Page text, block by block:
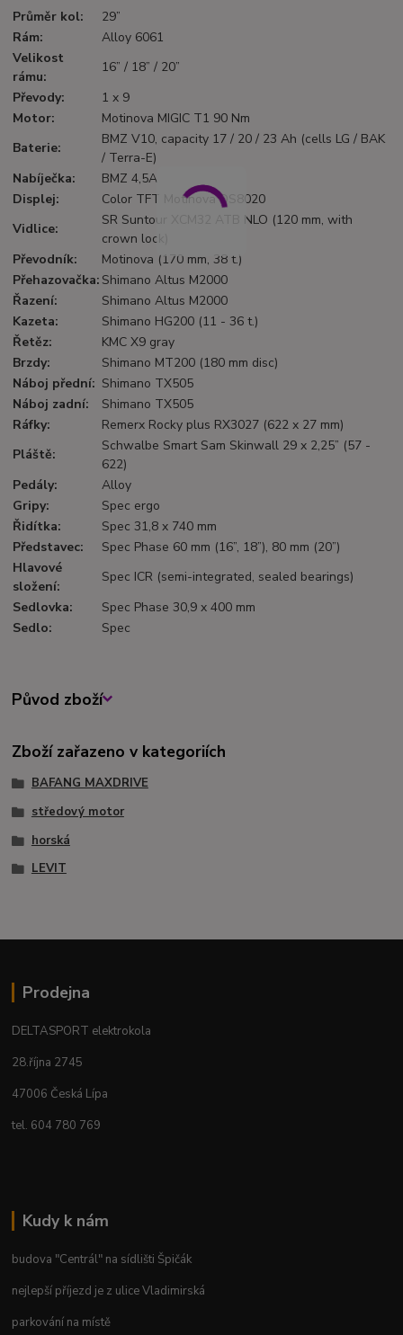
Průměr kol:
29”
Rám:
Alloy 6061
Velikost
rámu:
16” / 18” / 20”
Převody:
1 x 9
Motor:
Motinova MIGIC T1 90 Nm
Baterie:
BMZ V10, capacity 17 / 20 / 23 Ah (cells LG / BAK
/ Terra-E)
Nabíječka:
BMZ 4,5A
Displej:
Color TFT Motinova DS8020
Vidlice:
SR Suntour XCM32 ATB NLO (120 mm, with
crown lock)
Převodník:
Motinova (170 mm, 38 t.)
Přehazovačka: Shimano Altus M2000
Řazení:
Shimano Altus M2000
Kazeta:
Shimano HG200 (11 - 36 t.)
Řetěz:
KMC X9 gray
Brzdy:
Shimano MT200 (180 mm disc)
Náboj přední: Shimano TX505
Náboj zadní:
Shimano TX505
Ráfky:
Remerx Rocky plus RX3027 (622 x 27 mm)
Pláště:
Schwalbe Smart Sam Skinwall 29 x 2,25” (57 -
622)
Pedály:
Alloy
Gripy:
Spec ergo
Řidítka:
Spec 31,8 x 740 mm
Představec:
Spec Phase 60 mm (16”, 18”), 80 mm (20”)
Hlavové
složení:
Spec ICR (semi-integrated, sealed bearings)
Sedlovka:
Spec Phase 30,9 x 400 mm
Sedlo: Spec
Původ zboží
Zboží zařazeno v kategoriích
BAFANG MAXDRIVE
středový motor
horská
LEVIT
Prodejna
DELTASPORT elektrokola
28.října 2745
47006 Česká Lípa
tel. 604 780 769
Kudy k nám
budova "Centrál" na sídlišti Špičák
nejlepší příjezd je z ulice Vladimirská
parkování na místě